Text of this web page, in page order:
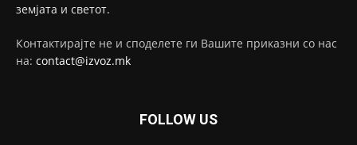
земјата и светот.
Контактирајте не и споделете ги Вашите приказни со нас
на: contact@izvoz.mk
FOLLOW US